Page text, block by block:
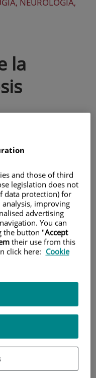
la
el cierre
fibrosas
del bebé
el cerebro
formado.
se pueden
and those of third
legislation does not
data protection) for
improving
advertising
You can
the button "Accept
their use from this
click here: Cookie